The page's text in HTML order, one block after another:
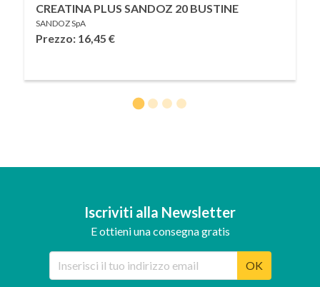
CREATINA PLUS SANDOZ 20 BUSTINE
SANDOZ SpA
Prezzo: 16,45 €
Iscriviti alla Newsletter
E ottieni una consegna gratis
OK